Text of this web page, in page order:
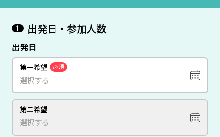
1 出発日・参加人数
出発日
第一希望 必須
第二希望